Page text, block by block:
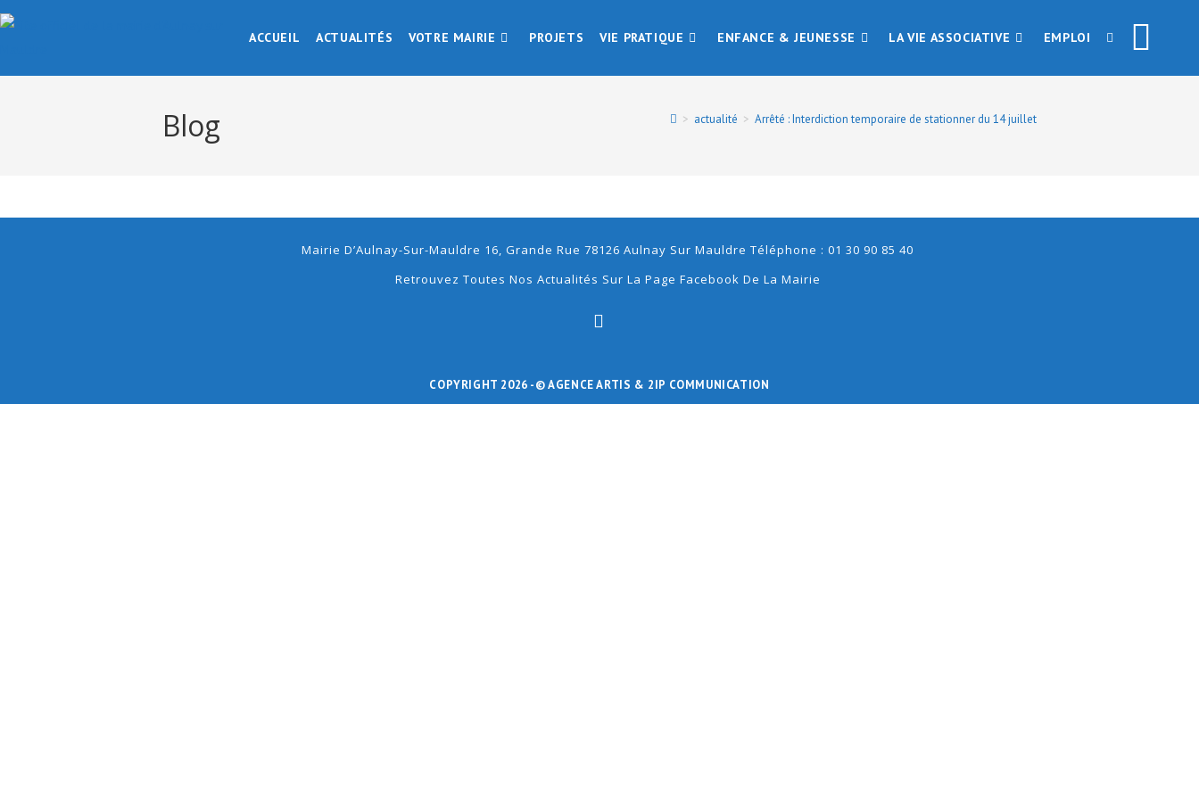
ACCUEIL ACTUALITÉS VOTRE MAIRIE PROJETS VIE PRATIQUE ENFANCE & JEUNESSE LA VIE ASSOCIATIVE EMPLOI
Blog > actualité > Arrêté : Interdiction temporaire de stationner du 14 juillet
Mairie D’Aulnay-Sur-Mauldre 16, Grande Rue 78126 Aulnay Sur Mauldre Téléphone : 01 30 90 85 40
Retrouvez Toutes Nos Actualités Sur La Page Facebook De La Mairie
COPYRIGHT 2026 -© AGENCE ARTIS & 2IP COMMUNICATION